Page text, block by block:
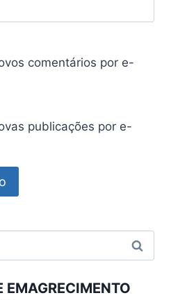
comentários por e-
publicações por e-
EMAGRECIMENTO